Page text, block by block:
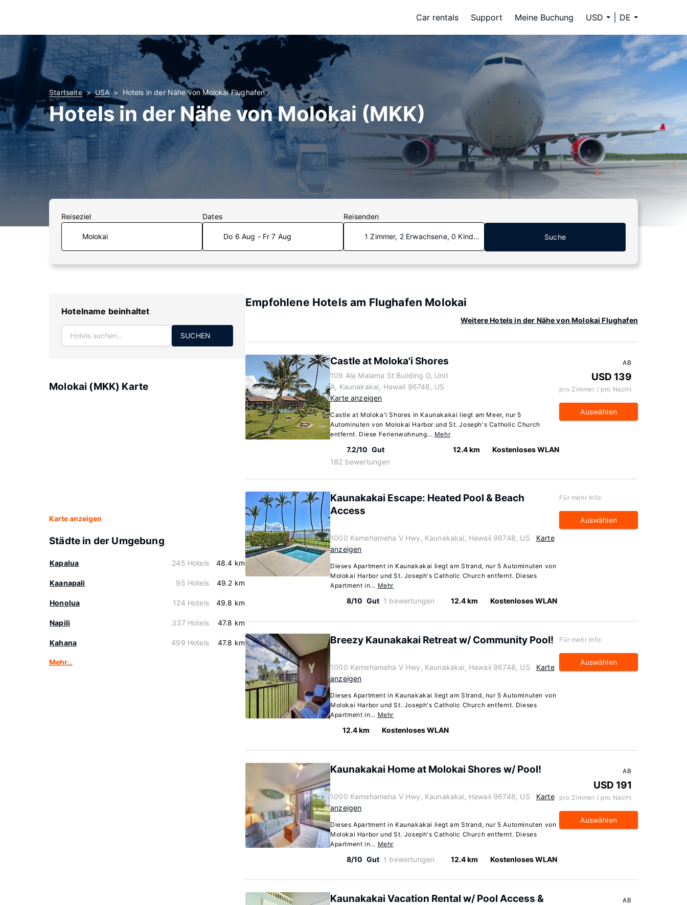
Car rentals Support Meine Buchung USD DE
Startseite USA Hotels in der Nähe von Molokai Flughafen
Hotels in der Nähe von Molokai (MKK)
Reiseziel Dates
Do 6 Aug - Fr 7 Aug
Reisenden
1 Zimmer, 2 Erwachsene, 0 Kinder Suche
Hotelname beinhaltet
SUCHEN
Molokai (MKK) Karte
Karte anzeigen
Städte in der Umgebung
Kapalua 245 Hotels 48.4 km
Kaanapali 95 Hotels 49.2 km
Honolua 124 Hotels 49.8 km
Napili 337 Hotels 47.8 km
Kahana 499 Hotels 47.8 km
Mehr…
Empfohlene Hotels am Flughafen Molokai
Weitere Hotels in der Nähe von Molokai Flughafen
Castle at Moloka'i Shores
109 Ala Malama St Building D, Unit
A, Kaunakakai, Hawaii 96748, US
Karte anzeigen
Castle at Moloka'i Shores in Kaunakakai liegt am Meer, nur 5
Autominuten von Molokai Harbor und St. Joseph's Catholic Church
entfernt. Diese Ferienwohnung... Mehr
7.2/10 Gut
182 bewertungen
12.4 km Kostenloses WLAN
AB
USD 139
pro Zimmer / pro Nacht
Auswählen
Kaunakakai Escape: Heated Pool & Beach
Access
1000 Kamehameha V Hwy, Kaunakakai, Hawaii 96748, US
Karte
anzeigen
Dieses Apartment in Kaunakakai liegt am Strand, nur 5 Autominuten von
Molokai Harbor und St. Joseph's Catholic Church entfernt. Dieses
Apartment in... Mehr
8/10 Gut 1 bewertungen 12.4 km Kostenloses WLAN
Für mehr Info:
Auswählen
Breezy Kaunakakai Retreat w/ Community Pool!
1000 Kamehameha V Hwy, Kaunakakai, Hawaii 96748, US
Karte
anzeigen
Dieses Apartment in Kaunakakai liegt am Strand, nur 5 Autominuten von
Molokai Harbor und St. Joseph's Catholic Church entfernt. Dieses
Apartment in... Mehr
12.4 km Kostenloses WLAN
Für mehr Info:
Auswählen
Kaunakakai Home at Molokai Shores w/ Pool!
1000 Kamehameha V Hwy, Kaunakakai, Hawaii 96748, US
Karte
anzeigen
Dieses Apartment in Kaunakakai liegt am Strand, nur 5 Autominuten von
Molokai Harbor und St. Joseph's Catholic Church entfernt. Dieses
Apartment in... Mehr
8/10 Gut 1 bewertungen 12.4 km Kostenloses WLAN
AB
USD 191
pro Zimmer / pro Nacht
Auswählen
Kaunakakai Vacation Rental w/ Pool Access &
AB